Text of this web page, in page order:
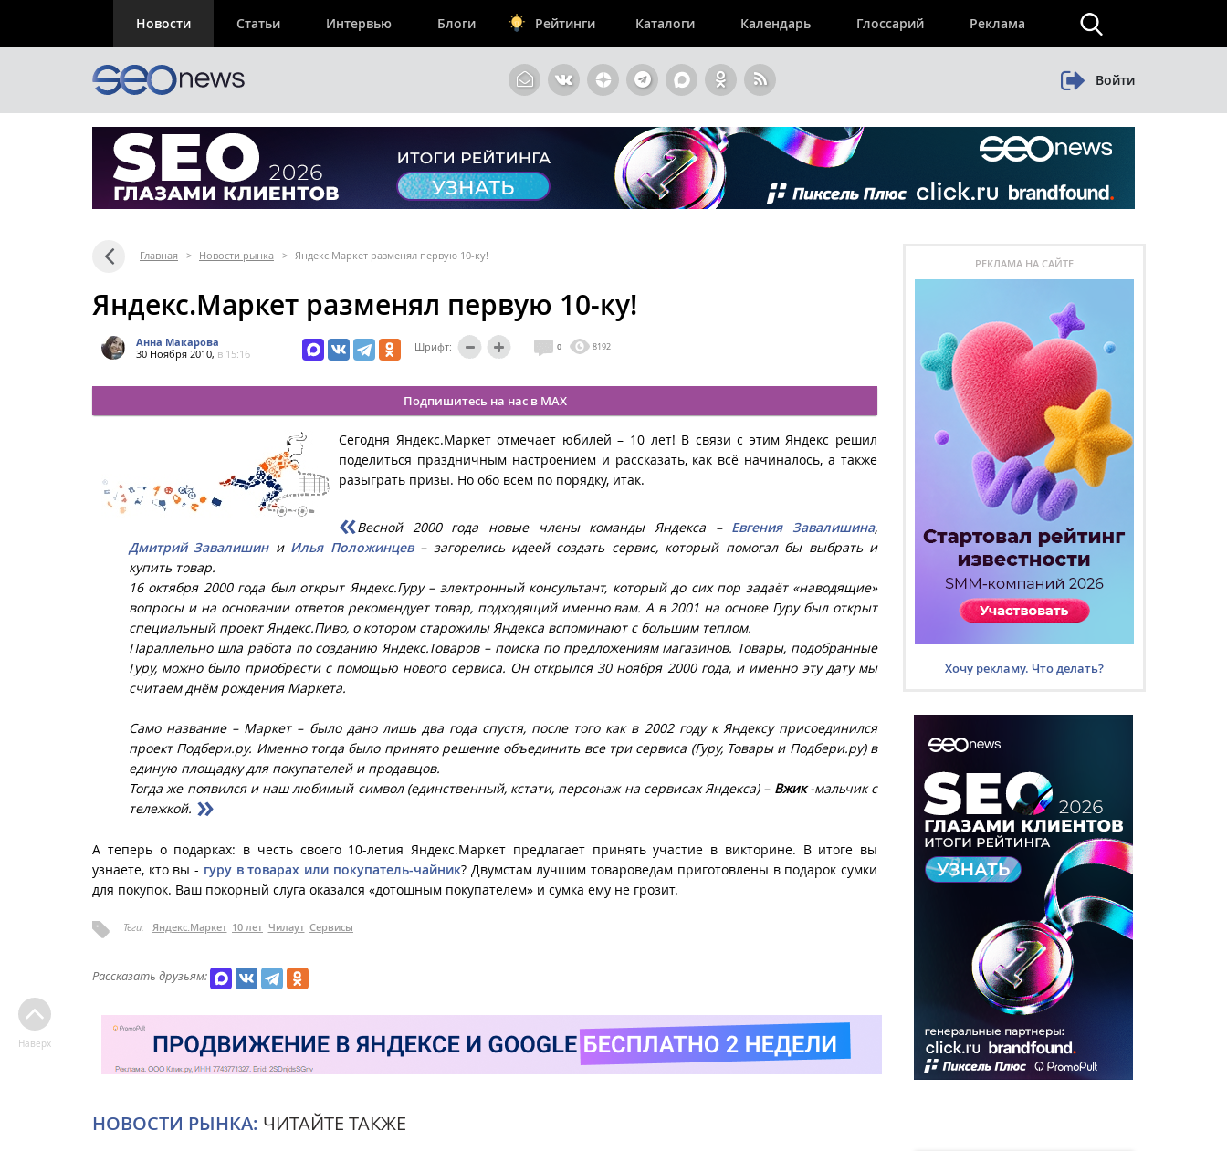
Новости Статьи Интервью Блоги Рейтинги Каталоги Календарь Глоссарий Реклама
Войти
Главная > Новости рынка > Яндекс.Маркет разменял первую 10-ку!
Яндекс.Маркет разменял первую 10-ку!
Анна Макарова
30 Ноября 2010, в 15:16
Шрифт: 0 8192
Подпишитесь на нас в MAX
Сегодня Яндекс.Маркет отмечает юбилей – 10 лет! В связи с этим Яндекс решил
поделиться праздничным настроением и рассказать, как всё начиналось, а также
разыграть призы. Но обо всем по порядку, итак.
Весной 2000 года новые члены команды Яндекса – Евгения Завалишина,
Дмитрий Завалишини Илья Положинцев– загорелись идеей создать сервис, который помогал бы выбрать и
купить товар.
16 октября 2000 года был открыт Яндекс.Гуру – электронный консультант, который до сих пор задаёт «наводящие»
вопросы и на основании ответов рекомендует товар, подходящий именно вам. А в 2001 на основе Гуру был открыт
специальный проект Яндекс.Пиво, о котором старожилы Яндекса вспоминают с большим теплом.
Параллельно шла работа по созданию Яндекс.Товаров – поиска по предложениям магазинов. Товары, подобранные
Гуру, можно было приобрести с помощью нового сервиса. Он открылся 30 ноября 2000 года, и именно эту дату мы
считаем днём рождения Маркета.
Само название – Маркет – было дано лишь два года спустя, после того как в 2002 году к Яндексу присоединился
проект Подбери.ру. Именно тогда было принято решение объединить все три сервиса (Гуру, Товары и Подбери.ру) в
единую площадку для покупателей и продавцов.
Тогда же появился и наш любимый символ (единственный, кстати, персонаж на сервисах Яндекса) – Вжик-мальчик с
тележкой.
А теперь о подарках: в честь своего 10-летия Яндекс.Маркет предлагает принять участие в викторине. В итоге вы
узнаете, кто вы - гуру в товарах или покупатель-чайник? Двумстам лучшим товароведам приготовлены в подарок сумки
для покупок. Ваш покорный слуга оказался «дотошным покупателем» и сумка ему не грозит.
Теги: Яндекс.Маркет 10 лет Чилаут Сервисы
Рассказать друзьям:
НОВОСТИ РЫНКА: ЧИТАЙТЕ ТАКЖЕ
Наверх
РЕКЛАМА НА САЙТЕ
Хочу рекламу. Что делать?